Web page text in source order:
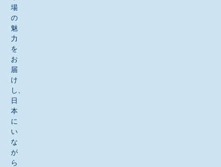
場
の
魅
力
を
お
届
け
し、
日
本
に
い
な
が
ら